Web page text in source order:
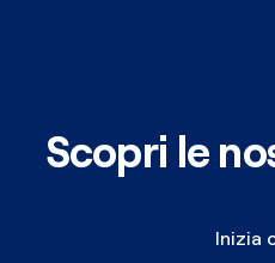
Scopri le
Inizia